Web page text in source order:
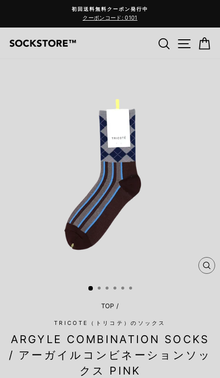
テ
Pause
初回送料無料クーポン発行中
クーポンコード: 0101
検索 サイ
閉
TOP /
TRICOTE（トリコテ）のソックス
ARGYLE COMBINATION SOCKS
/ アーガイルコンビネーションソッ
クス PINK